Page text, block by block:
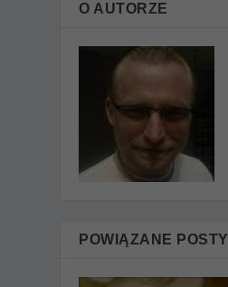
O AUTORZE
POWIĄZANE POSTY